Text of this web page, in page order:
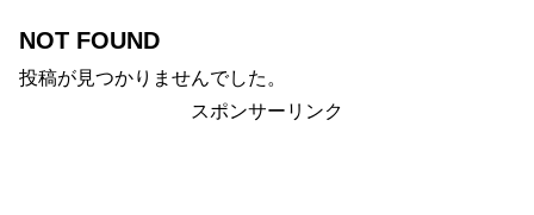
NOT FOUND
投稿が見つかりませんでした。
スポンサーリンク